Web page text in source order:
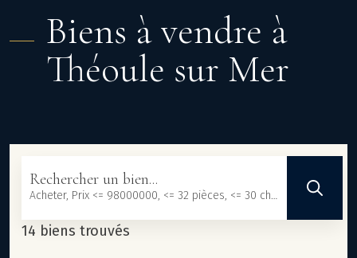
Biens à vendre à
Théoule sur Mer
Rechercher un bien...
Acheter, Prix <= 98000000, <= 32 pièces, <= 30 chambres, <= 101233 m², <= 3000000 m²
14 biens trouvés